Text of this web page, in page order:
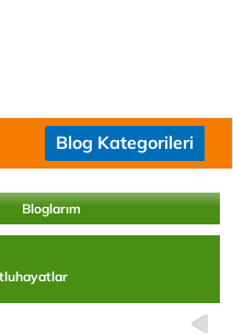
Blog Kategorileri
Bloglarım